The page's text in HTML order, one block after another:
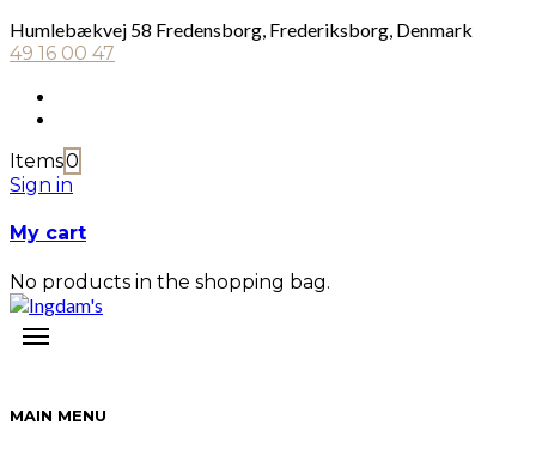
Humlebækvej 58 Fredensborg, Frederiksborg, Denmark
49 16 00 47
Items0
Sign in
My cart
No products in the shopping bag.
MAIN MENU